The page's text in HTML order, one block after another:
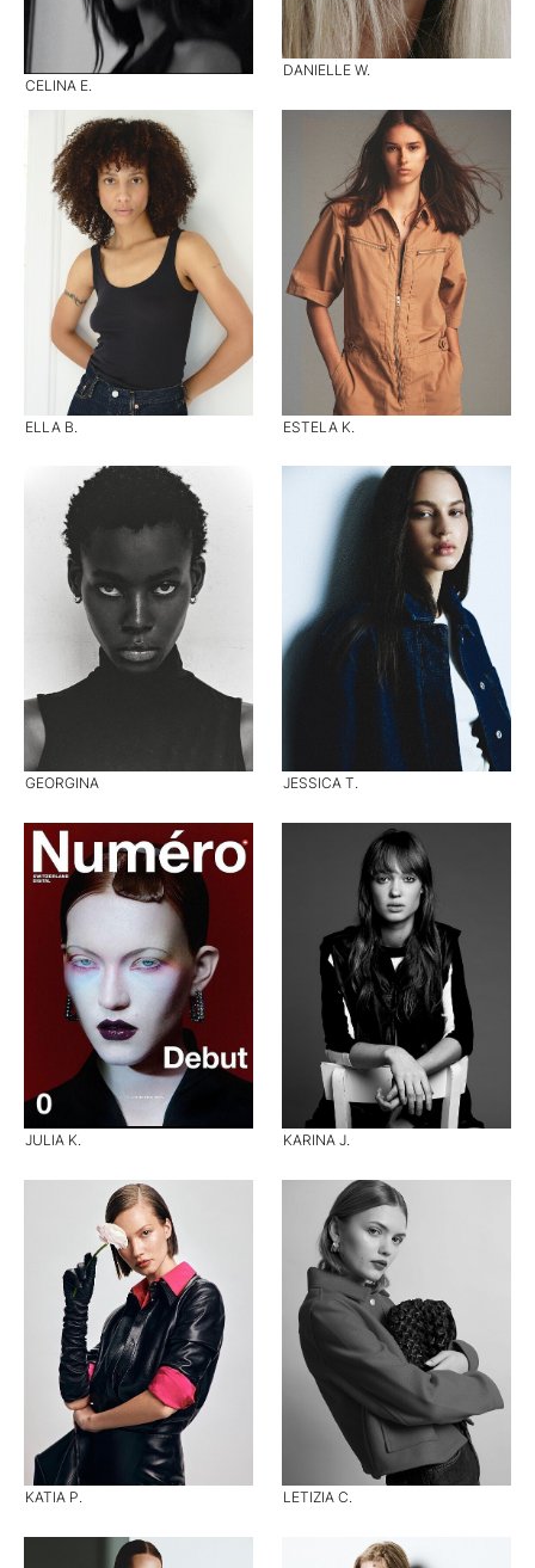
CELINA E.
DANIELLE W.
ELLA B. ESTELA K.
GEORGINA JESSICA T.
JULIA K. KARINA J.
KATIA P. LETIZIA C.